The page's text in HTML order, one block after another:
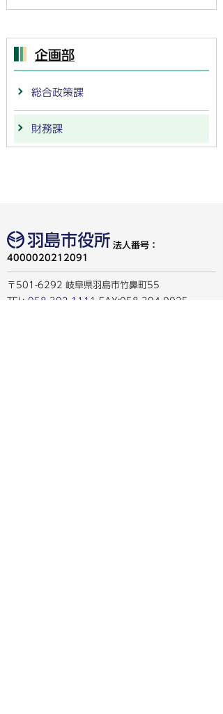
企画部
総合政策課
財務課
法人番号：
4000020212091
〒501-6292 岐阜県羽島市竹鼻町55
TEL: 058-392-1111
FAX:058-394-0025